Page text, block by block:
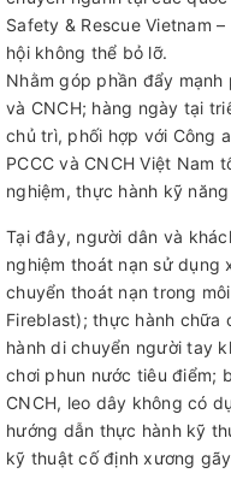
Safety & Rescue Vietnam
hội không thể bỏ lỡ.
Nhằm góp phần đẩy
và CNCH; hàng ngày tại
chủ trì, phối hợp với Công
PCCC và CNCH Việt Nam
nghiệm, thực hành kỹ
Tại đây, người dân và
nghiệm thoát nạn sử dụng
chuyển thoát nạn trong
Fireblast); thực hành chữa
hành di chuyển người tay
chơi phun nước tiêu điểm;
CNCH, leo dây không có
hướng dẫn thực hành kỹ
kỹ thuật cố định xương